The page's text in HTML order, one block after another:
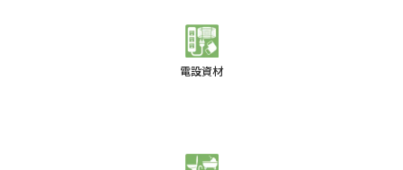
電設資材